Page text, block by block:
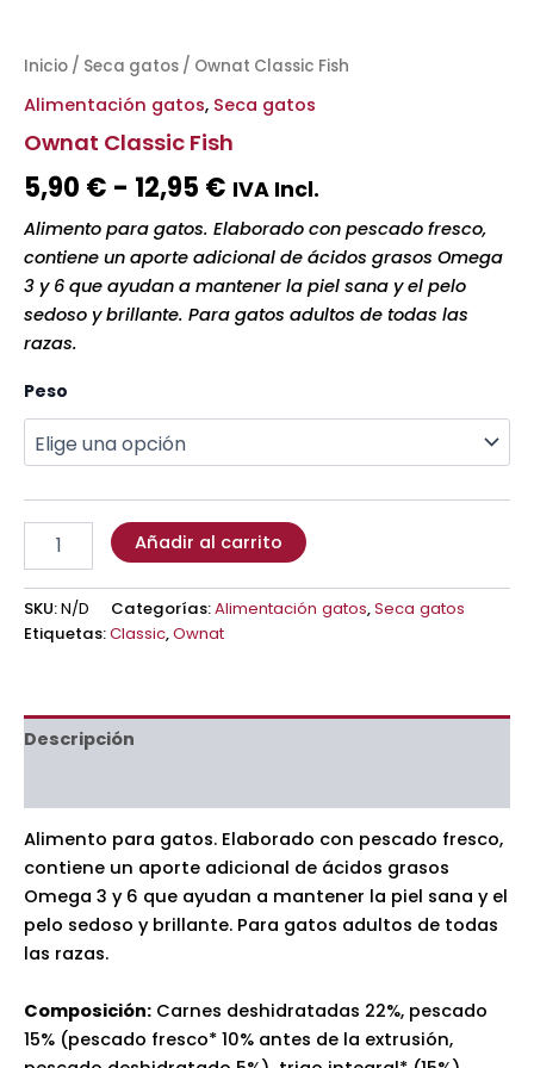
Inicio / Seca gatos / Ownat Classic Fish
Alimentación gatos, Seca gatos
Ownat Classic Fish
5,90 € - 12,95 € IVA Incl.
Alimento para gatos. Elaborado con pescado fresco,
contiene un aporte adicional de ácidos grasos Omega
3 y 6 que ayudan a mantener la piel sana y el pelo
sedoso y brillante. Para gatos adultos de todas las
razas.
Peso
Añadir al carrito
SKU:N/D Categorías:Alimentación gatos,Seca gatos
Etiquetas:Classic,Ownat
Descripción
Alimento para gatos. Elaborado con pescado fresco,
contiene un aporte adicional de ácidos grasos
Omega 3 y 6 que ayudan a mantener la piel sana y el
pelo sedoso y brillante. Para gatos adultos de todas
las razas.
Composición: Carnes deshidratadas 22%, pescado
15% (pescado fresco* 10% antes de la extrusión,